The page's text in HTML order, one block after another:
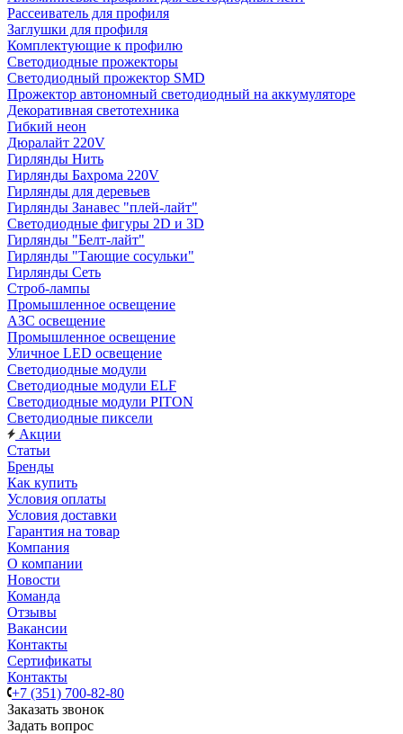
Рассеиватель для профиля
Заглушки для профиля
Комплектующие к профилю
Светодиодные прожекторы
Светодиодный прожектор SMD
Прожектор автономный светодиодный на аккумуляторе
Декоративная светотехника
Гибкий неон
Дюралайт 220V
Гирлянды Нить
Гирлянды Бахрома 220V
Гирлянды для деревьев
Гирлянды Занавес "плей-лайт"
Светодиодные фигуры 2D и 3D
Гирлянды "Белт-лайт"
Гирлянды "Тающие сосульки"
Гирлянды Сеть
Строб-лампы
Промышленное освещение
АЗС освещение
Промышленное освещение
Уличное LED освещение
Светодиодные модули
Светодиодные модули ELF
Светодиодные модули PITON
Светодиодные пиксели
Акции
Статьи
Бренды
Как купить
Условия оплаты
Условия доставки
Гарантия на товар
Компания
О компании
Новости
Команда
Отзывы
Вакансии
Контакты
Сертификаты
Контакты
+7 (351) 700-82-80
Заказать звонок
Задать вопрос